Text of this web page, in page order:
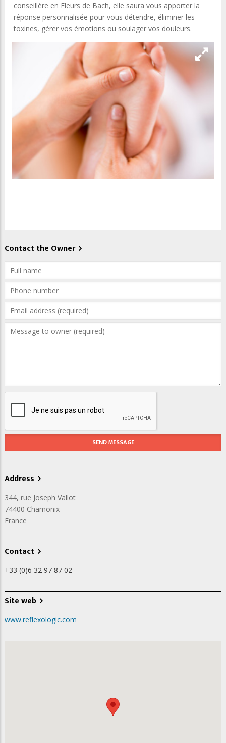
conseillère en Fleurs de Bach, elle saura vous apporter la
réponse personnalisée pour vous détendre, éliminer les
toxines, gérer vos émotions ou soulager vos douleurs.
Contact the Owner
Address
344, rue Joseph Vallot
74400 Chamonix
France
Contact
+33 (0)6 32 97 87 02
Site web
www.reflexologic.com